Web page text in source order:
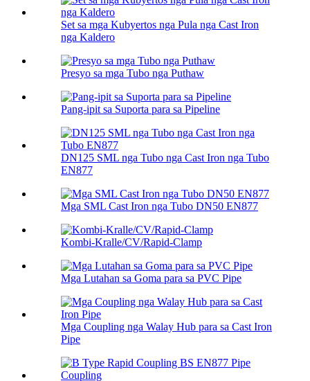
Set sa mga Kubyertos nga Pula nga Cast Iron
nga Kaldero
Presyo sa mga Tubo nga Puthaw
Pang-ipit sa Suporta para sa Pipeline
DN125 SML nga Tubo nga Cast Iron nga Tubo
EN877
Mga SML Cast Iron nga Tubo DN50 EN877
Kombi-Kralle/CV/Rapid-Clamp
Mga Lutahan sa Goma para sa PVC Pipe
Mga Coupling nga Walay Hub para sa Cast Iron
Pipe